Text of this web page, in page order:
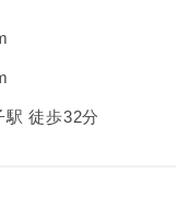
駅 徒歩32分